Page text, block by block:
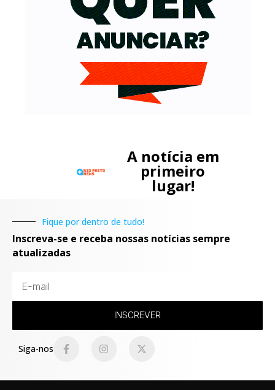
A notícia em
primeiro
lugar!
Fique por dentro de tudo!
Inscreva-se e receba nossas notícias sempre
atualizadas
INSCREVER
Siga-nos